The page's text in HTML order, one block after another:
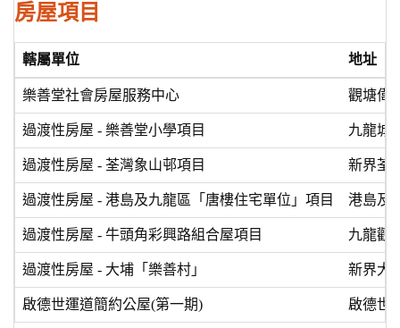
房屋項目
轄屬單位 地址
樂善堂社會房屋服務中心 觀塘偉
過渡性房屋 - 樂善堂小學項目 九龍城
過渡性房屋 - 荃灣象山邨項目 新界荃
過渡性房屋 - 港島及九龍區「唐樓住宅單位」項目 港島及
過渡性房屋 - 牛頭角彩興路組合屋項目 九龍觀
過渡性房屋 - 大埔「樂善村」 新界大
啟德世運道簡約公屋(第一期) 啟德世